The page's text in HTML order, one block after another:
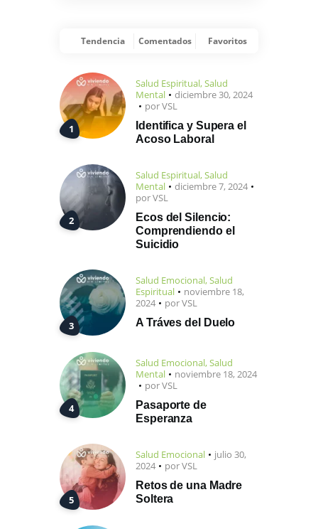
Tendencia Comentados Favoritos
Salud Espiritual,Salud
Mental
diciembre 30, 2024
porVSL
Identifica y Supera el
Acoso Laboral
Salud Espiritual,Salud
Mental
diciembre 7, 2024
porVSL
Ecos del Silencio:
Comprendiendo el
Suicidio
Salud Emocional,Salud
Espiritual
noviembre 18,
2024
porVSL
A Tráves del Duelo
Salud Emocional,Salud
Mental
noviembre 18, 2024
porVSL
Pasaporte de
Esperanza
Salud Emocional
julio 30,
2024
porVSL
Retos de una Madre
Soltera